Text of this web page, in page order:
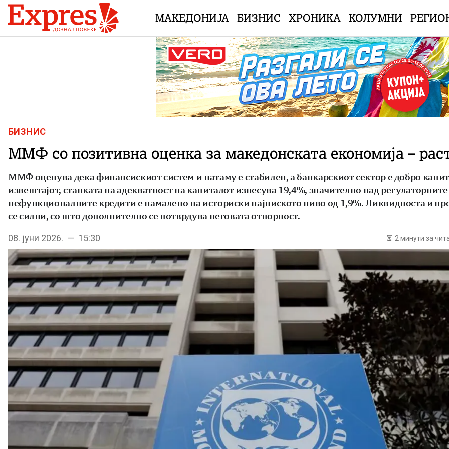
Skip to content
МАКЕДОНИЈА БИЗНИС ХРОНИКА КОЛУМНИ
БИЗНИС
ММФ со позитивна оценка за македонската економија –
ММФ оценува дека финансискиот систем и натаму е стабилен, а банкарскиот сектор е добро
извештајот, стапката на адекватност на капиталот изнесува 19,4%, значително над
нефункционалните кредити е намалено на историски најниското ниво од 1,9%. Ликвидноста и
се силни, со што дополнително се потврдува неговата отпорност.
08. јуни 2026. — 15:30 2 минути за